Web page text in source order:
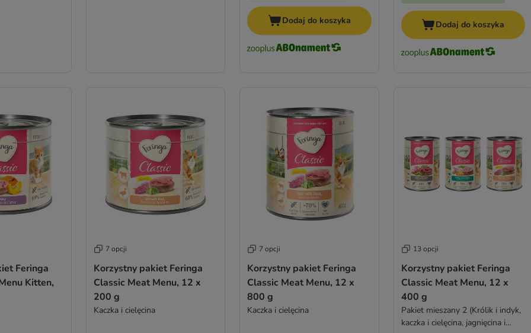
Dodaj do koszyka Dodaj do koszyka
Feringa
Kitten,
7 opcji
Korzystny pakiet Feringa
Classic Meat Menu, 12 x
200 g
Kaczka i cielęcina
7 opcji
Korzystny pakiet Feringa
Classic Meat Menu, 12 x
800 g
Kaczka i cielęcina
13 opcji
Korzystny pakiet Feringa
Classic Meat Menu, 12 x
400 g
Pakiet mieszany 2 (Królik i indyk,
kaczka i cielęcina, jagnięcina i